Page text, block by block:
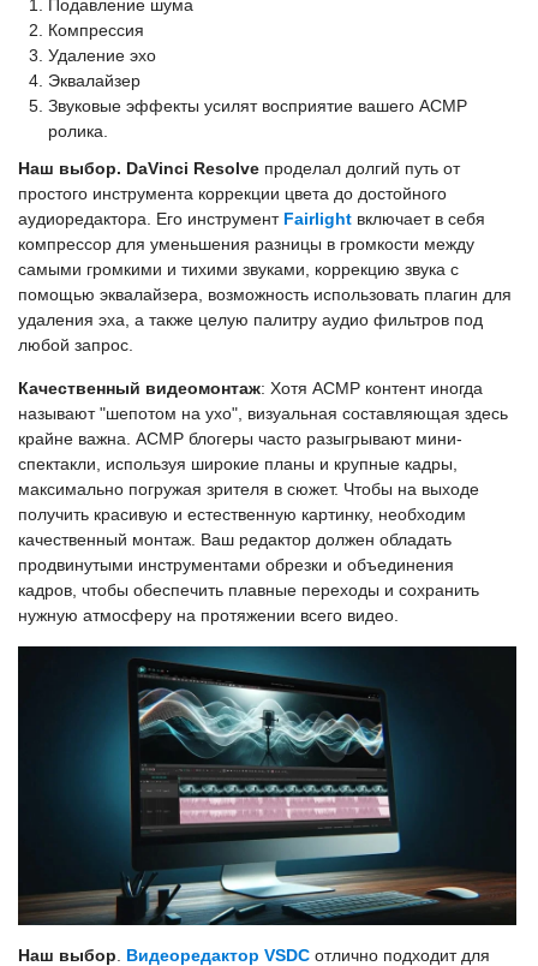
Подавление шума
Компрессия
Удаление эхо
Эквалайзер
Звуковые эффекты усилят восприятие вашего АСМР
ролика.
Наш выбор. DaVinci Resolve проделал долгий путь от
простого инструмента коррекции цвета до достойного
аудиоредактора. Его инструмент Fairlight включает в себя
компрессор для уменьшения разницы в громкости между
самыми громкими и тихими звуками, коррекцию звука с
помощью эквалайзера, возможность использовать плагин для
удаления эха, а также целую палитру аудио фильтров под
любой запрос.
Качественный видеомонтаж: Хотя АСМР контент иногда
называют "шепотом на ухо", визуальная составляющая здесь
крайне важна. АСМР блогеры часто разыгрывают мини-
спектакли, используя широкие планы и крупные кадры,
максимально погружая зрителя в сюжет. Чтобы на выходе
получить красивую и естественную картинку, необходим
качественный монтаж. Ваш редактор должен обладать
продвинутыми инструментами обрезки и объединения
кадров, чтобы обеспечить плавные переходы и сохранить
нужную атмосферу на протяжении всего видео.
Наш выбор Видеоредактор VSDC отлично подходит для